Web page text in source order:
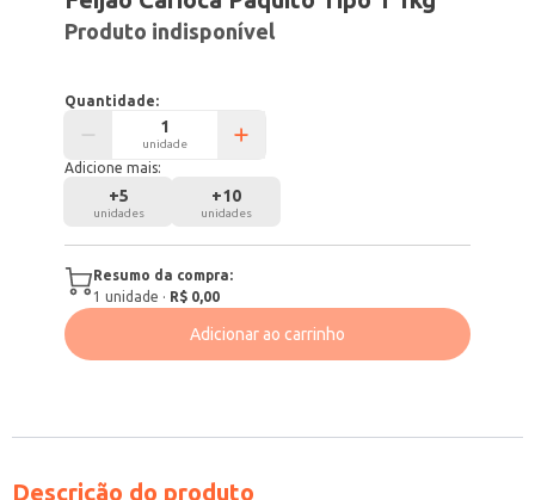
Produto indisponível
Quantidade:
unidade
Adicione mais:
+5
unidades
+10
unidades
Resumo da compra:
1 unidade · R$ 0,00
Adicionar ao carrinho
Descrição do produto